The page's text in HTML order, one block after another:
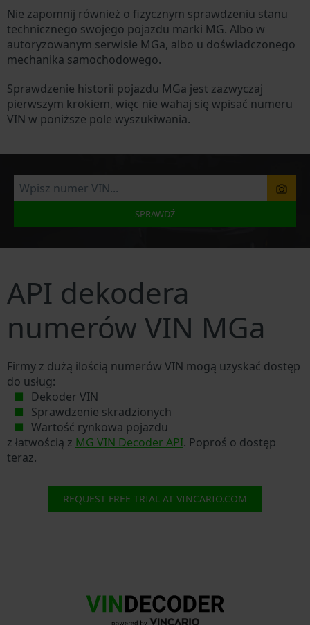
Nie zapomnij również o fizycznym sprawdzeniu stanu
technicznego swojego pojazdu marki MG. Albo w
autoryzowanym serwisie MGa, albo u doświadczonego
mechanika samochodowego.
Sprawdzenie historii pojazdu MGa jest zazwyczaj
pierwszym krokiem, więc nie wahaj się wpisać numeru
VIN w poniższe pole wyszukiwania.
SPRAWDŹ
API dekodera
numerów VIN MGa
Firmy z dużą ilością numerów VIN mogą uzyskać dostęp
do usług:
Dekoder VIN
Sprawdzenie skradzionych
Wartość rynkowa pojazdu
z łatwością z MG VIN Decoder API. Poproś o dostęp
teraz.
REQUEST FREE TRIAL AT VINCARIO.COM